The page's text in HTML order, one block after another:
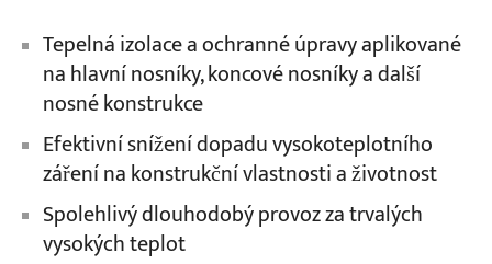
Tepelná izolace a ochranné úpravy aplikované
na hlavní nosníky, koncové nosníky a další
nosné konstrukce
Efektivní snížení dopadu vysokoteplotního
záření na konstrukční vlastnosti a životnost
Spolehlivý dlouhodobý provoz za trvalých
vysokých teplot